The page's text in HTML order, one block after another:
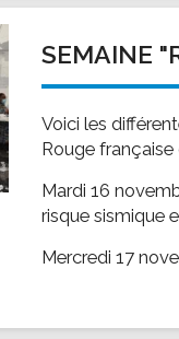
SEMAINE
Voici les
Rouge française
Mardi 16
risque sismique
Mercredi 17